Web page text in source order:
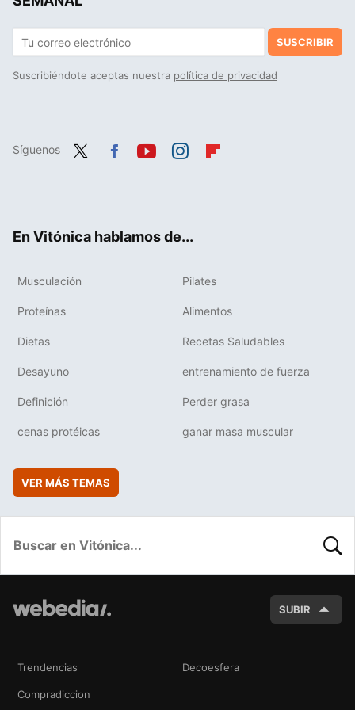
SUSCRIBIR
Suscribiéndote aceptas nuestra política de privacidad
Síguenos
En Vitónica hablamos de...
Musculación Pilates
Proteínas Alimentos
Dietas Recetas Saludables
Desayuno entrenamiento de fuerza
Definición Perder grasa
cenas protéicas ganar masa muscular
VER MÁS TEMAS
SUBIR
Trendencias Decoesfera
Compradiccion